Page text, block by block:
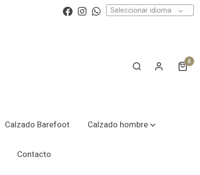
Seleccionar idioma
0
Calzado Barefoot Calzado hombre
Contacto